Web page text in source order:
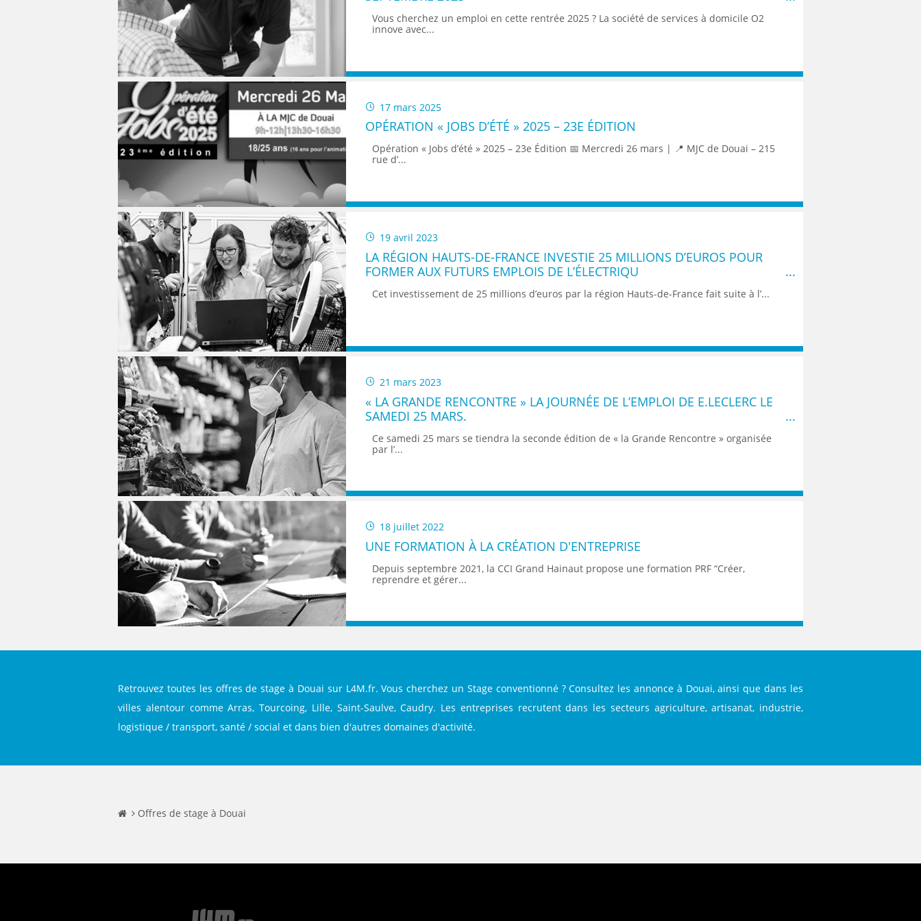
LENS
LIÉVIN
LOMME
LAON
BÉTHUNE
ARMENTIÈRES
ABBEVILLE
MÉCANIQUE
MÉTALLURGIE
MÉTIERS DE BOUCHE
OPERATEUR DE PRODUCTION
OPERATEUR RÉGLEUR
PRODUCTION
PRODUCTION / CONDUITE MACHINE
SÉCURITÉ
COMPIÈGNE
WATTRELOS
MARCQ-EN-BAROEUL
LENS
LIÉVIN
LOMME
LAON
BÉTHUNE
ARMENTIÈRES
ABBEVILLE
LENS
LIÉVIN
LOMME
LAON
BÉTHUNE
ARMENTIÈRES
ABBEVILLE
INSPECTION / CONTRÔLE
JARDINAGE
MÉCANICIEN AUTOMOBILE
MÉTIERS DE BOUCHE
PRÉPARATEUR DE VÉHICULES
RESTAURATION
SCIENCES HUMAINES
VENDEUR BOUTIQUE & MAGASIN
Retrouvez toutes les offres de stage à Douai sur L4M.fr. Vous cherchez un Stage conventionné ? Consultez les annonce à Douai, ainsi que dans les
villes alentour comme Arras, Tourcoing, Lille, Saint-Saulve, Caudry. Les entreprises recrutent dans les secteurs agriculture, artisanat, industrie,
logistique / transport, santé / social et dans bien d'autres domaines d'activité.
Vous cherchez un emploi en cette rentrée 2025 ? La société de services à domicile O2
innove avec...
17 mars 2025
OPÉRATION « JOBS D’ÉTÉ » 2025 – 23E ÉDITION
Opération « Jobs d’été » 2025 – 23e Édition 📅 Mercredi 26 mars | 📍 MJC de Douai – 215
rue d’...
19 avril 2023
LA RÉGION HAUTS-DE-FRANCE INVESTIE 25 MILLIONS D’EUROS POUR
FORMER AUX FUTURS EMPLOIS DE L’ÉLECTRIQU
Cet investissement de 25 millions d’euros par la région Hauts-de-France fait suite à l’...
21 mars 2023
« LA GRANDE RENCONTRE » LA JOURNÉE DE L’EMPLOI DE E.LECLERC LE
SAMEDI 25 MARS.
Ce samedi 25 mars se tiendra la seconde édition de « la Grande Rencontre » organisée
par l’...
18 juillet 2022
UNE FORMATION À LA CRÉATION D'ENTREPRISE
Depuis septembre 2021, la CCI Grand Hainaut propose une formation PRF “Créer,
reprendre et gérer...
Offres de stage à Douai